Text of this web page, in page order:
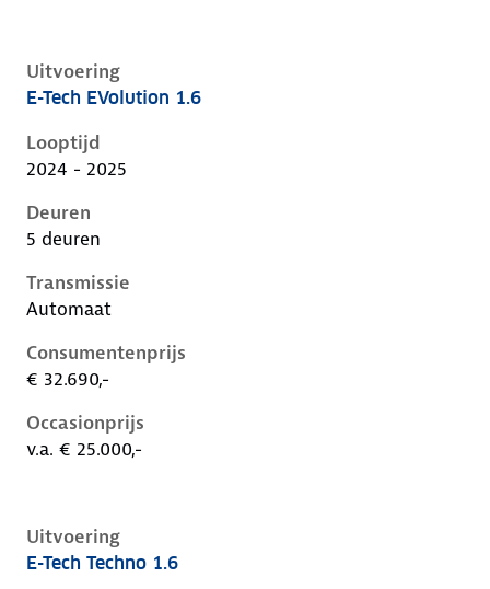
Uitvoering
Renault Captur ii-1e-facelift, 1.6, 105 kW, Hybride
E-Tech EVolution 1.6
Looptijd
2024 - 2025
Deuren
5 deuren
Transmissie
Automaat
Consumentenprijs
€ 32.690,-
Occasionprijs
v.a. € 25.000,-
Uitvoering
Renault Captur ii-1e-facelift, 1.6, 105 kW, Hybride
E-Tech Techno 1.6